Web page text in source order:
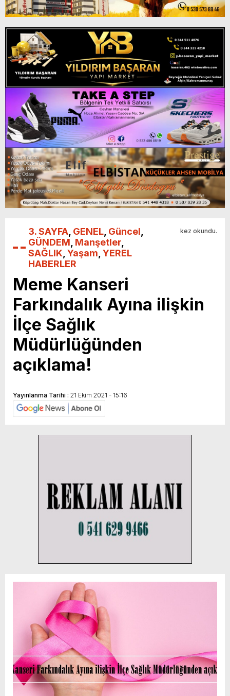
3. SAYFA GENEL Güncel
GÜNDEM Manşetler
SAĞLIK Yaşam YEREL
HABERLER
kez okundu.
Meme Kanseri
Farkındalık Ayına ilişkin
İlçe Sağlık
Müdürlüğünden
açıklama!
Yayınlanma Tarihi : 21 Ekim 2021 - 15:16